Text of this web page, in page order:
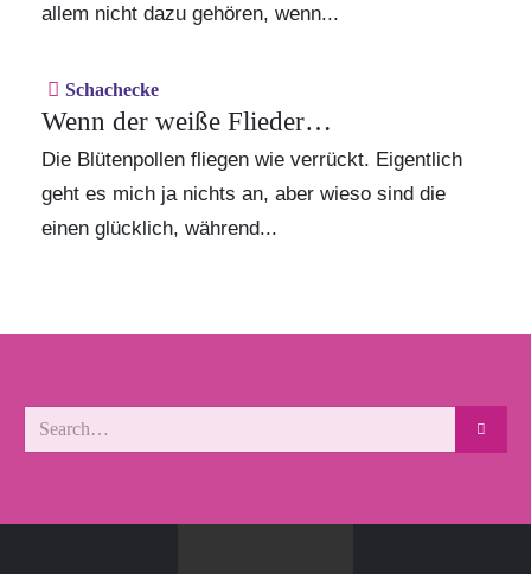
allem nicht dazu gehören, wenn...
Schachecke
Wenn der weiße Flieder…
Die Blütenpollen fliegen wie verrückt. Eigentlich
geht es mich ja nichts an, aber wieso sind die
einen glücklich, während...